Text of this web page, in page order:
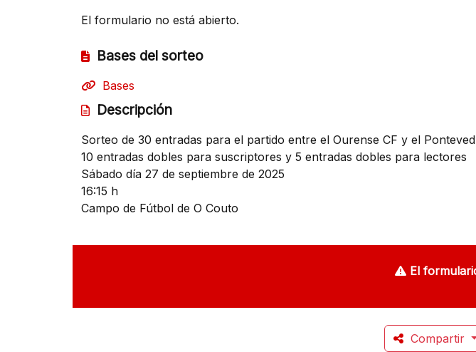
El formulario no está abierto.
Bases del sorteo
Bases
Descripción
Sorteo de 30 entradas para el partido entre el Ourense CF y el
10 entradas dobles para suscriptores y 5 entradas dobles para lectores
Sábado día 27 de septiembre de 2025
16:15 h
Campo de Fútbol de O Couto
El
Compartir